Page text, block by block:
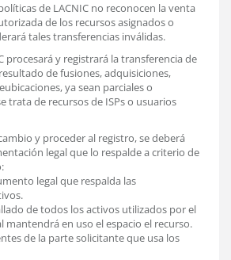
de LACNIC no reconocen la venta
de los recursos asignados o
tales transferencias inválidas.
procesará y registrará la transferencia de
de fusiones, adquisiciones,
ya sean parciales o
trata de recursos de ISPs o usuarios
y proceder al registro, se deberá
legal que lo respalde a criterio de
legal que respalda las
de todos los activos utilizados por el
mantendrá en uso el espacio el recurso.
de la parte solicitante que usa los